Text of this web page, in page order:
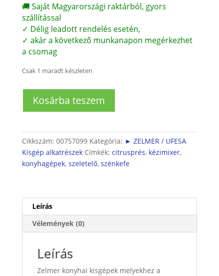
🚚 Saját Magyarországi raktárból, gyors
szállítással
✓ Délig leadott rendelés esetén,
✓ akár a következő munkanapon megérkezhet
a csomag
Csak 1 maradt készleten
kisgépekhez
Kosárba teszem
Cikkszám: 00757099 Kategória: ► ZELMER / UFESA
Kisgép alkatrészek Címkék: citrusprés, kézimixer,
konyhagépek, szeletelő, szénkefe
Leírás
Vélemények (0)
Leírás
Zelmer konyhai kisgépek melyekhez a